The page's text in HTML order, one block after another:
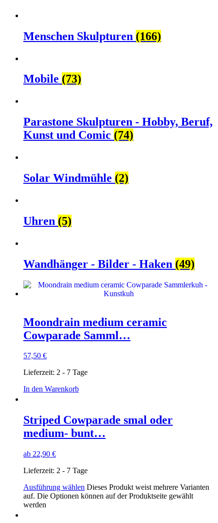
Menschen Skulpturen (166)
Mobile (73)
Parastone Skulpturen - Hobby, Beruf,
Kunst und Comic (74)
Solar Windmühle (2)
Uhren (5)
Wandhänger - Bilder - Haken (49)
Moondrain medium ceramic
Cowparade Samml…
57,50 €
Lieferzeit: 2 - 7 Tage
In den Warenkorb
Striped Cowparade smal oder
medium- bunt…
ab 22,90 €
Lieferzeit: 2 - 7 Tage
Ausführung wählen Dieses Produkt weist mehrere Varianten
auf. Die Optionen können auf der Produktseite gewählt
werden